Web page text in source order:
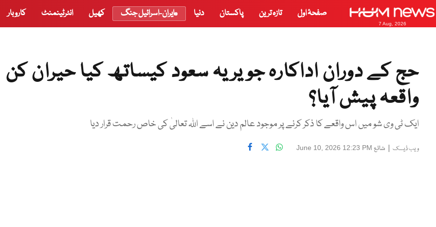
7 Aug, 2026
صفحۂ اول تازہ ترین پاکستان دنیا ایران-اسرائیل جنگ کھیل انٹرٹینمنٹ کاروبار
حج کے دوران اداکارہ جویریہ سعود کیساتھ کیا حیران کن
واقعہ پیش آیا؟
ایک ٹی وی شو میں اس واقعے کا ذکر کرنے پر موجود عالم دین نے اسے اللہ تعالیٰ کی خاص رحمت قرار دیا
ویب ڈیسک | شائع June 10, 2026 12:23 PM